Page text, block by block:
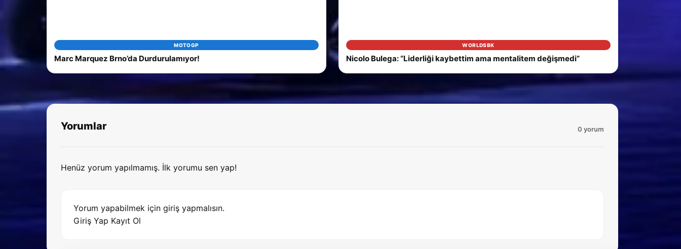
MOTOGP
Marc Marquez Brno’da Durdurulamıyor!
WORLDSBK
Nicolo Bulega: “Liderliği kaybettim ama mentalitem değişmedi”
Yorumlar 0 yorum
Henüz yorum yapılmamış. İlk yorumu sen yap!
Yorum yapabilmek için giriş yapmalısın.
Giriş Yap Kayıt Ol